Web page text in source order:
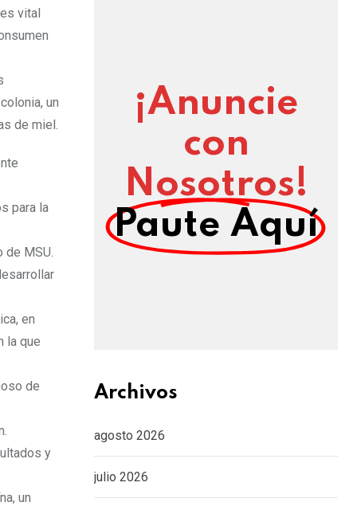
vital
un
de miel.
para la
de MSU.
en
la que
de
y
un
¡Anuncie
con
Nosotros!
Paute Aquí
Archivos
agosto 2026
julio 2026